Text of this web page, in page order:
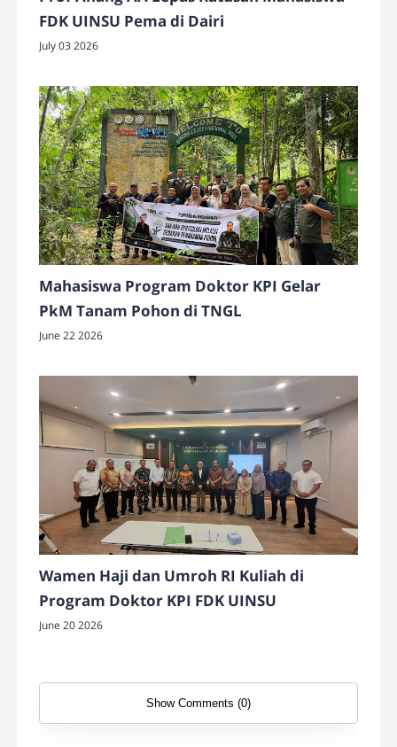
FDK UINSU Pema di Dairi
July 03 2026
Mahasiswa Program Doktor KPI Gelar
PkM Tanam Pohon di TNGL
June 22 2026
Wamen Haji dan Umroh RI Kuliah di
Program Doktor KPI FDK UINSU
June 20 2026
Show Comments (0)